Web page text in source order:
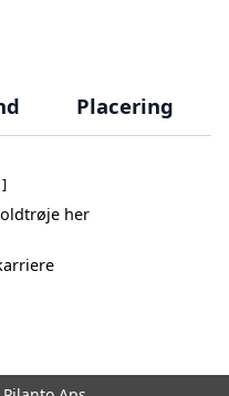
Placering
her